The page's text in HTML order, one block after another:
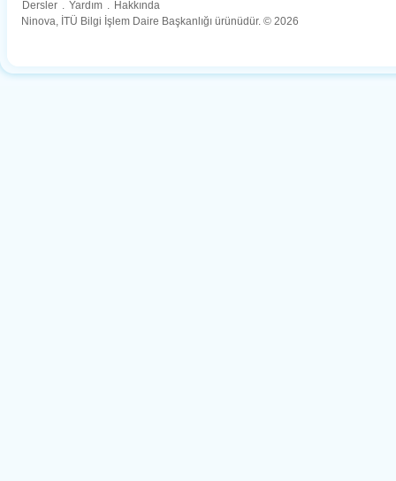
Dersler . Yardım . Hakkında
Ninova, İTÜ Bilgi İşlem Daire Başkanlığı ürünüdür. © 2026